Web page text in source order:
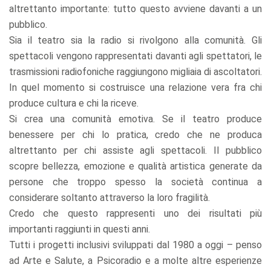
altrettanto importante: tutto questo avviene davanti a un
pubblico.
Sia il teatro sia la radio si rivolgono alla comunità. Gli
spettacoli vengono rappresentati davanti agli spettatori, le
trasmissioni radiofoniche raggiungono migliaia di ascoltatori.
In quel momento si costruisce una relazione vera fra chi
produce cultura e chi la riceve.
Si crea una comunità emotiva. Se il teatro produce
benessere per chi lo pratica, credo che ne produca
altrettanto per chi assiste agli spettacoli. Il pubblico
scopre bellezza, emozione e qualità artistica generate da
persone che troppo spesso la società continua a
considerare soltanto attraverso la loro fragilità.
Credo che questo rappresenti uno dei risultati più
importanti raggiunti in questi anni.
Tutti i progetti inclusivi sviluppati dal 1980 a oggi – penso
ad Arte e Salute, a Psicoradio e a molte altre esperienze